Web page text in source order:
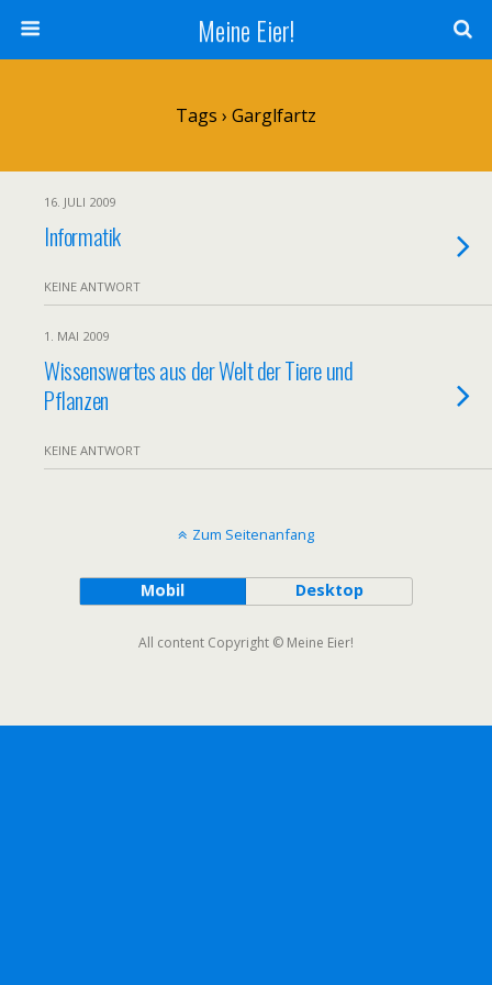
Meine Eier!
Tags › Garglfartz
16. JULI 2009
Informatik
KEINE ANTWORT
1. MAI 2009
Wissenswertes aus der Welt der Tiere und
Pflanzen
KEINE ANTWORT
Zum Seitenanfang
Mobil Desktop
All content Copyright © Meine Eier!